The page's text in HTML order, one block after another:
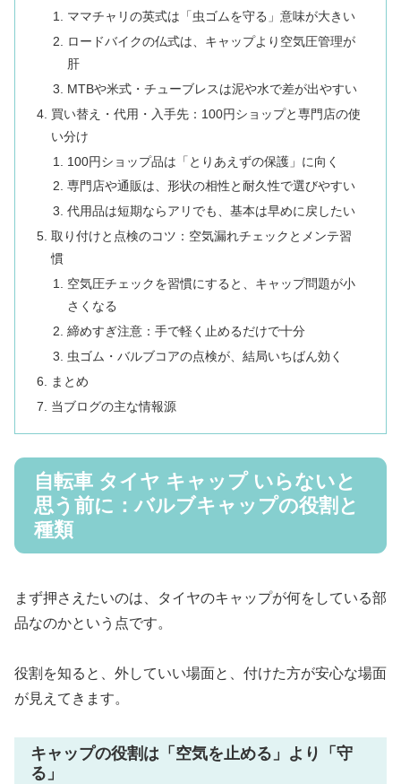
ママチャリの英式は「虫ゴムを守る」意味が大きい
ロードバイクの仏式は、キャップより空気圧管理が
肝
MTBや米式・チューブレスは泥や水で差が出やすい
買い替え・代用・入手先：100円ショップと専門店の使
い分け
100円ショップ品は「とりあえずの保護」に向く
専門店や通販は、形状の相性と耐久性で選びやすい
代用品は短期ならアリでも、基本は早めに戻したい
取り付けと点検のコツ：空気漏れチェックとメンテ習
慣
空気圧チェックを習慣にすると、キャップ問題が小
さくなる
締めすぎ注意：手で軽く止めるだけで十分
虫ゴム・バルブコアの点検が、結局いちばん効く
まとめ
当ブログの主な情報源
自転車 タイヤ キャップ いらないと
思う前に：バルブキャップの役割と
種類
まず押さえたいのは、タイヤのキャップが何をしている部
品なのかという点です。
役割を知ると、外していい場面と、付けた方が安心な場面
が見えてきます。
キャップの役割は「空気を止める」より「守
る」